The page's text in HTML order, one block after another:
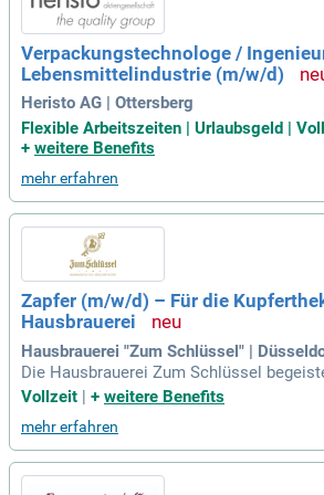
eine relevante Ausbildung oder
ensmittelnahen Berufen sowie die
3-Schichtsystem. Werde Teil unseres
e guten Deutschkenntnisse mit – ein
mensnähe ist von Vorteil!
Verpackungstechnologe /
Lebensmittelindustrie (m/w/d)
Heristo AG | Ottersberg
Flexible Arbeitszeiten | Urlaubsgeld |
+ weitere Benefits
mehr erfahren
Zapfer (m/w/d) – Für die
Hausbrauerei
Hausbrauerei "Zum Schlüssel" |
Die Hausbrauerei Zum Schlüssel
mit ihrem hochwertigen Original
onale Tradition, die in jeder Flasche
mfassende
chen Team, das leidenschaftlich für
Vollzeit | + weitere Benefits
mehr erfahren